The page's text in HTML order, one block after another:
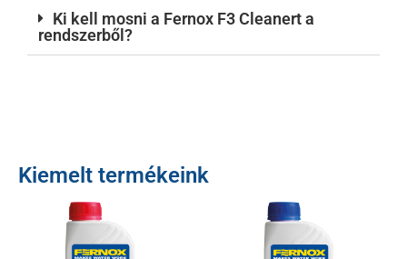
Ki kell mosni a Fernox F3 Cleanert a
rendszerből?
Kiemelt termékeink